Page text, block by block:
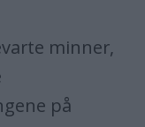
minner,
på